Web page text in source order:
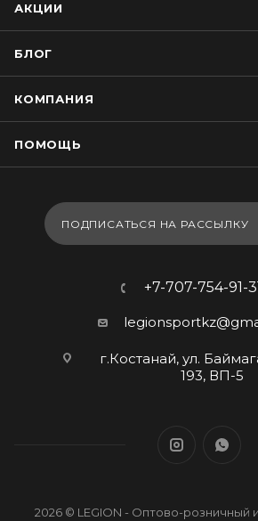
АКЦИИ
БЛОГ
КОМПАНИЯ
ПОМОЩЬ
ПОДПИСАТЬСЯ НА РАССЫЛКУ
+7-707-754-91-
г.Костанай, ул.
193, ВП-5
2026 © LEGION - Оптово-розничный